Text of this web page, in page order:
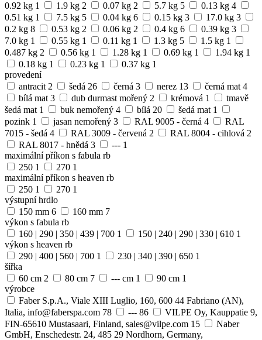
0.92 kg 1 1.9 kg 2 0.07 kg 2 5.7 kg 5 0.13 kg 4
0.51 kg 1 7.5 kg 5 0.04 kg 6 0.15 kg 3 17.0 kg 3
0.2 kg 8 0.53 kg 2 0.06 kg 2 0.4 kg 6 0.39 kg 3
7.0 kg 1 0.55 kg 1 0.11 kg 1 1.3 kg 5 1.5 kg 1
0.487 kg 2 0.56 kg 1 1.28 kg 1 0.69 kg 1 1.94 kg 1
0.18 kg 1 0.23 kg 1 0.37 kg 1
provedení
antracit 2 šedá 26 černá 3 nerez 13 černá mat 4
bílá mat 3 dub durmast mořený 2 krémová 1
tmavě
šedá mat 1 buk nemořený 4 bílá 20 šedá mat 1
pozink 1 jasan nemořený 3 RAL 9005 - černá 4
RAL
7015 - šedá 4 RAL 3009 - červená 2 RAL 8004 - cihlová 2
RAL 8017 - hnědá 3 --- 1
maximální příkon s fabula rb
250 1 270 1
maximální příkon s heaven rb
250 1 270 1
výstupní hrdlo
150 mm 6 160 mm 7
výkon s fabula rb
160 | 290 | 350 | 439 | 700 1 150 | 240 | 290 | 330 | 610 1
výkon s heaven rb
290 | 400 | 560 | 700 1 230 | 340 | 390 | 650 1
šířka
60 cm 2 80 cm 7 --- cm 1 90 cm 1
výrobce
Faber S.p.A., Viale XIII Luglio, 160, 600 44 Fabriano (AN),
Italia, info@faberspa.com 78 --- 86
VILPE Oy, Kauppatie 9,
FIN-65610 Mustasaari, Finland, sales@vilpe.com 15
Naber
GmbH, Enschedestr. 24, 485 29 Nordhorn, Germany,